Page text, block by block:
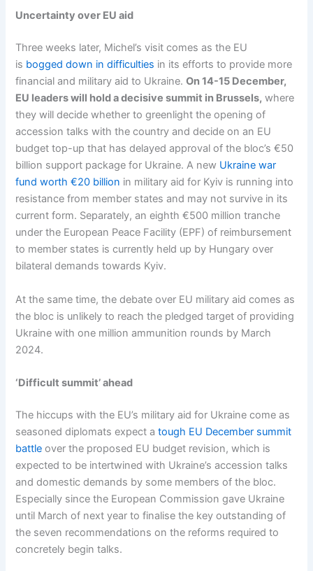
Uncertainty over EU aid
Three weeks later, Michel’s visit comes as the EU
is bogged down in difficulties in its efforts to provide more
financial and military aid to Ukraine.On 14-15 December,
EU leaders will hold a decisive summit in Brussels, where
they will decide whether to greenlight the opening of
accession talks with the country and decide on an EU
budget top-up that has delayed approval of the bloc’s €50
billion support package for Ukraine. A new Ukraine war
fund worth €20 billion in military aid for Kyiv is running into
resistance from member states and may not survive in its
current form. Separately, an eighth €500 million tranche
under the European Peace Facility (EPF) of reimbursement
to member states is currently held up by Hungary over
bilateral demands towards Kyiv.
At the same time, the debate over EU military aid comes as
the bloc is unlikely to reach the pledged target of providing
Ukraine with one million ammunition rounds by March
2024.
‘Difficult summit’ ahead
The hiccups with the EU’s military aid for Ukraine come as
seasoned diplomats expect atough EU December summit
battle over the proposed EU budget revision, which is
expected to be intertwined with Ukraine’s accession talks
and domestic demands by some members of the bloc.
Especially since the European Commission gave Ukraine
until March of next year to finalise the key outstanding of
the seven recommendations on the reforms required to
concretely begin talks.